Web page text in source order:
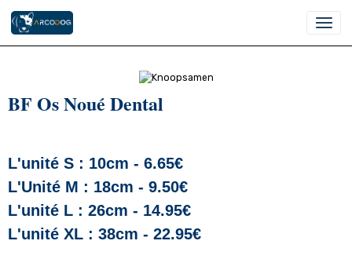
BF Os Noué Dental
L'unité S : 10cm - 6.65€
L'Unité M : 18cm - 9.50€
L'unité L : 26cm - 14.95€
L'unité XL : 38cm - 22.95€